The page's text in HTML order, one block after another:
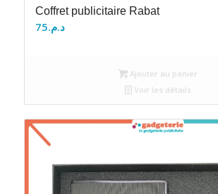
Coffret publicitaire Rabat
د.م.75
Ajouter au panier
Voir les détails